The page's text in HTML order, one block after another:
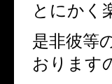
とにかく
是非彼等
おります